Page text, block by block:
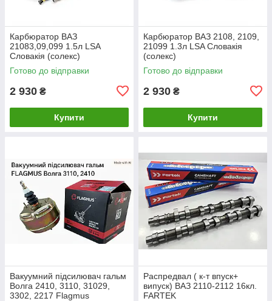
Карбюратор ВАЗ
21083,09,099 1.5л LSA
Словакія (солекс)
Готово до відправки
2 930 ₴
Купити
Карбюратор ВАЗ 2108, 2109,
21099 1.3л LSA Словакія
(солекс)
Готово до відправки
2 930 ₴
Купити
Вакуумний підсилювач гальм
Волга 2410, 3110, 31029,
3302, 2217 Flagmus
Распредвал ( к-т впуск+
випуск) ВАЗ 2110-2112 16кл.
FARTEK